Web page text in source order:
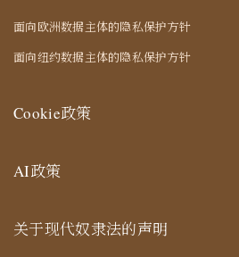
面向欧洲数据主体的隐私保护方针
面向纽约数据主体的隐私保护方针
Cookie政策
AI政策
关于现代奴隶法的声明